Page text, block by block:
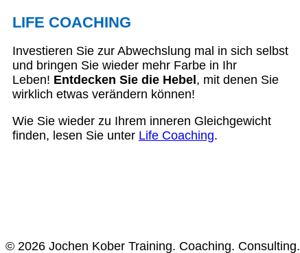
LIFE COACHING
Investieren Sie zur Abwechslung mal in sich selbst
und bringen Sie wieder mehr Farbe in Ihr
Leben! Entdecken Sie die Hebel, mit denen Sie
wirklich etwas verändern können!
Wie Sie wieder zu Ihrem inneren Gleichgewicht
finden, lesen Sie unter Life Coaching.
© 2026 Jochen Kober Training. Coaching. Consulting.